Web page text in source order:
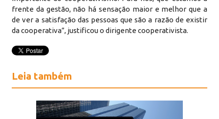
frente da gestão, não há sensação maior e melhor que a
de ver a satisfação das pessoas que são a razão de existir
da cooperativa”, justificou o dirigente cooperativista.
Leia também